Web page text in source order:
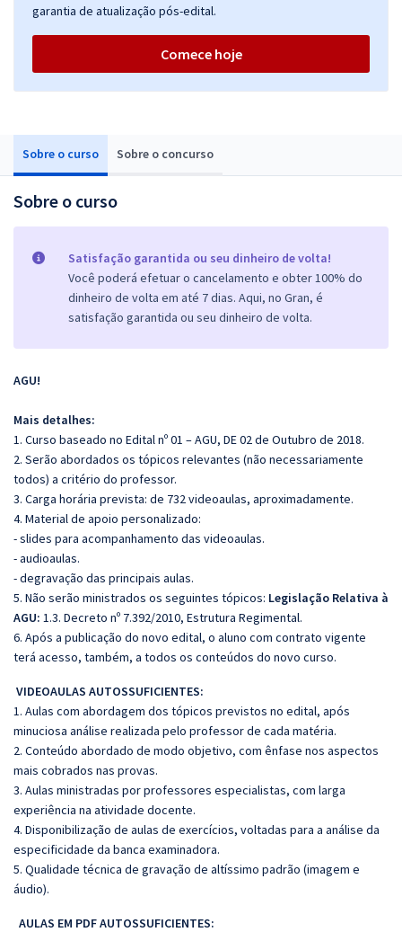
Sobre o curso Sobre o concurso
Sobre o curso
Satisfação garantida ou seu dinheiro de volta!
Você poderá efetuar o cancelamento e obter 100% do
dinheiro de volta em até 7 dias. Aqui, no Gran, é
satisfação garantida ou seu dinheiro de volta.
AGU!
Mais detalhes:
1. Curso baseado no Edital nº 01 – AGU, DE 02 de Outubro de 2018.
2. Serão abordados os tópicos relevantes (não necessariamente
todos) a critério do professor.
3. Carga horária prevista: de 732 videoaulas, aproximadamente.
4. Material de apoio personalizado:
- slides para acompanhamento das videoaulas.
- audioaulas.
- degravação das principais aulas.
5. Não serão ministrados os seguintes tópicos: Legislação Relativa à
AGU: 1.3. Decreto nº 7.392/2010, Estrutura Regimental.
6. Após a publicação do novo edital, o aluno com contrato vigente
terá acesso, também, a todos os conteúdos do novo curso.
VIDEOAULAS AUTOSSUFICIENTES:
1. Aulas com abordagem dos tópicos previstos no edital, após
minuciosa análise realizada pelo professor de cada matéria.
2. Conteúdo abordado de modo objetivo, com ênfase nos aspectos
mais cobrados nas provas.
3. Aulas ministradas por professores especialistas, com larga
experiência na atividade docente.
4. Disponibilização de aulas de exercícios, voltadas para a análise da
especificidade da banca examinadora.
5. Qualidade técnica de gravação de altíssimo padrão (imagem e
áudio).
AULAS EM PDF AUTOSSUFICIENTES:
garantia de atualização pós-edital.
Comece hoje